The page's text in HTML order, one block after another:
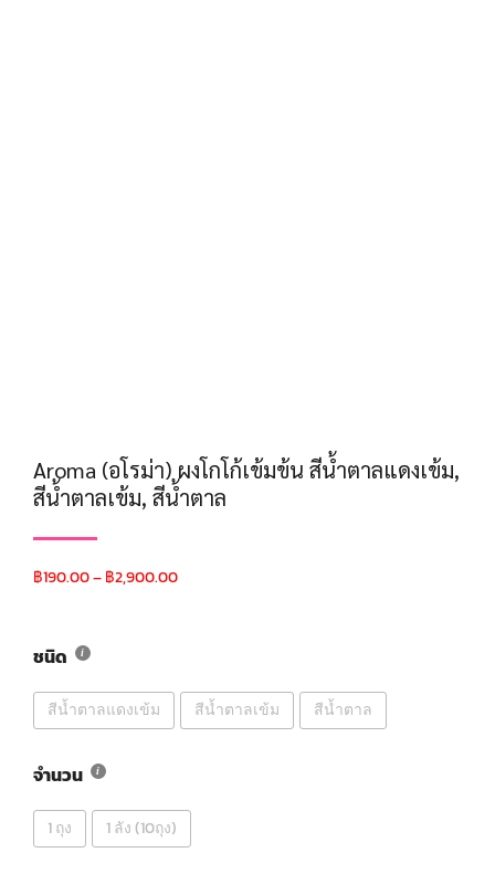
Aroma (อโรม่า) ผงโกโก้เข้มข้น สีน้ำตาลแดงเข้ม,
สีน้ำตาลเข้ม, สีน้ำตาล
฿190.00–฿2,900.00
ชนิด
สีน้ำตาลแดงเข้ม สีน้ำตาลเข้ม สีน้ำตาล
จำนวน
1 ถุง 1 ลัง (10ถุง)